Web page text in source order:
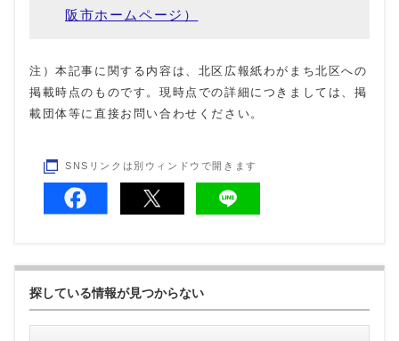
阪市ホームページ）
注）本記事に関する内容は、北区広報紙わがまち北区への
掲載時点のものです。現時点での詳細につきましては、掲
載団体等に直接お問い合わせください。
SNSリンクは別ウィンドウで開きます
探している情報が見つからない